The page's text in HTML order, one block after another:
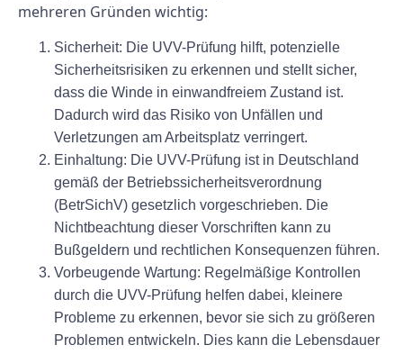
mehreren Gründen wichtig:
Sicherheit: Die UVV-Prüfung hilft, potenzielle
Sicherheitsrisiken zu erkennen und stellt sicher,
dass die Winde in einwandfreiem Zustand ist.
Dadurch wird das Risiko von Unfällen und
Verletzungen am Arbeitsplatz verringert.
Einhaltung: Die UVV-Prüfung ist in Deutschland
gemäß der Betriebssicherheitsverordnung
(BetrSichV) gesetzlich vorgeschrieben. Die
Nichtbeachtung dieser Vorschriften kann zu
Bußgeldern und rechtlichen Konsequenzen führen.
Vorbeugende Wartung: Regelmäßige Kontrollen
durch die UVV-Prüfung helfen dabei, kleinere
Probleme zu erkennen, bevor sie sich zu größeren
Problemen entwickeln. Dies kann die Lebensdauer